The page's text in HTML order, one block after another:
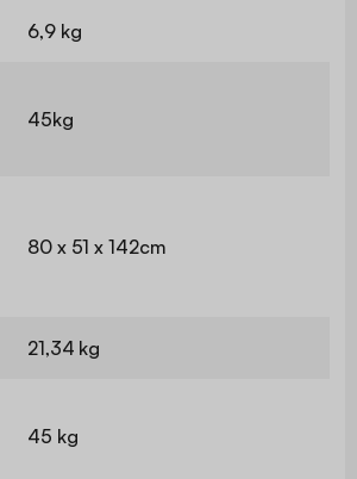
6,9 kg
45kg
80 x 51 x 142cm
21,34 kg
45 kg